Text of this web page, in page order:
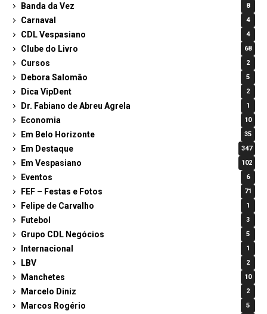
Banda da Vez 8
Carnaval 4
CDL Vespasiano 4
Clube do Livro 68
Cursos 2
Debora Salomão 5
Dica VipDent 2
Dr. Fabiano de Abreu Agrela 1
Economia 10
Em Belo Horizonte 35
Em Destaque 347
Em Vespasiano 102
Eventos 6
FEF – Festas e Fotos 71
Felipe de Carvalho 1
Futebol 3
Grupo CDL Negócios 5
Internacional 1
LBV 2
Manchetes 10
Marcelo Diniz 2
Marcos Rogério 5